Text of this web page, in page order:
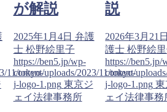
11/tokyo-
が解説
2025年1月4日 弁護
士 松野絵里子
https://ben5.jp/wp-
content/uploads/2023/11/tokyo-
j-logo-1.png 東京ジ
ェイ法律事務所
説
2026年3月21
護士 松野絵
https://ben5.jp/
content/
j-logo-1.png
ェイ法律事務